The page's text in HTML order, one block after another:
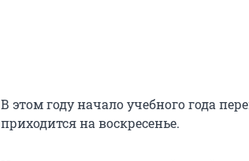
В этом году начало учебного года
приходится на воскресенье.